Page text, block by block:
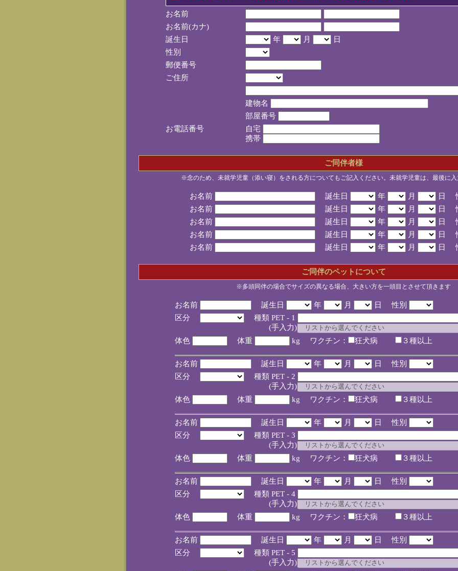
お名前
お名前(カナ)
誕生日
年 月
日
性別
郵便番号
ご住所
建物名
部屋番号
お電話番号
自宅
携帯
ご同伴者様
※念のため、未就学児童（添い寝）をされる方についてもご記入ください。未就学児童は、最後に入
お名前 誕生日 年 月
日
お名前
誕生日 年 月
日
お名前
誕生日 年 月
日
お名前
誕生日 年 月
日
お名前
誕生日 年 月 日
ご同伴のペットについて
※多頭同伴の場合でサイズの異なる場合、大きい方を一頭目とさせて頂きます
お名前 誕生日 年 月
日 性別
区分
種類 PET - 1
(手入力)
体色
体重 kg ワクチン： 狂犬病 ３種以上
お名前 誕生日 年 月
日 性別
区分
種類 PET - 2
(手入力)
体色
体重 kg ワクチン： 狂犬病 ３種以上
お名前 誕生日 年 月
日 性別
区分
種類 PET - 3
(手入力)
体色
体重 kg ワクチン： 狂犬病 ３種以上
お名前 誕生日 年 月
日 性別
区分
種類 PET - 4
(手入力)
体色
体重 kg ワクチン： 狂犬病 ３種以上
お名前 誕生日 年 月
日 性別
区分
種類 PET - 5
(手入力)